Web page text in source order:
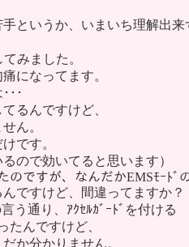
というか、いまいち理解出来
みました。
になってます。
･･
るんですけど、
ん。
です。
ので効いてると思います）
のですが、なんだかEMSﾓｰﾄﾞ
ですけど、間違ってますか？
う通り、ｱｸｾﾙｶﾞｰﾄﾞを付ける
たんですけど、
か分かりません。